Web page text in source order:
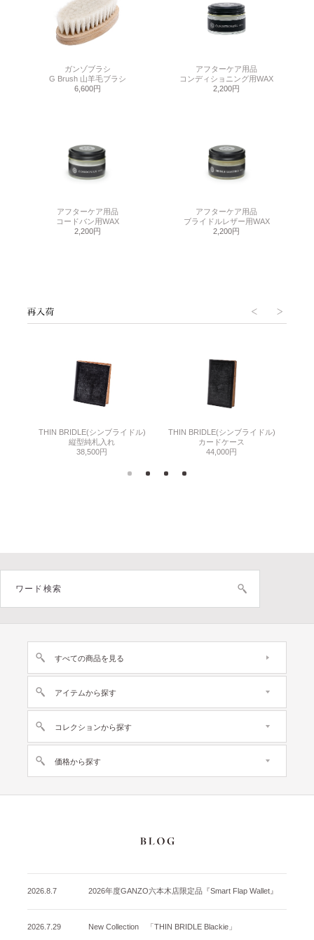
ガンゾブラシ
G Brush 山羊毛ブラシ
6,600円
アフターケア用品
コンディショニング用WAX
2,200円
アフターケア用品
コードバン用WAX
2,200円
アフターケア用品
ブライドルレザー用WAX
2,200円
THIN BRIDLE(シンブライドル)
縦型純札入れ
38,500円
THIN BRIDLE(シンブライドル)
カードケース
44,000円
すべての商品を見る
アイテムから探す
コレクションから探す
価格から探す
2026.8.7 2026年度GANZO六本木店限定品『Smart Flap Wallet』
2026.7.29 New Collection 「THIN BRIDLE Blackie」